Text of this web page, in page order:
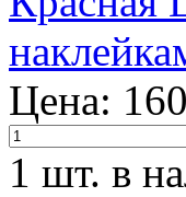
Цена:
1 шт. в